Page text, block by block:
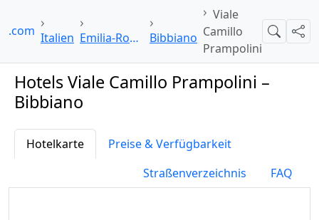
Italien Emilia-Romagna Bibbiano
Viale
Camillo
Prampolini
Suche
Hotels Viale Camillo Prampolini –
Bibbiano
Hotelkarte
Preise & Verfügbarkeit
Straßenverzeichnis
FAQ